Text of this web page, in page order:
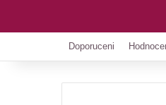
Doporuceni